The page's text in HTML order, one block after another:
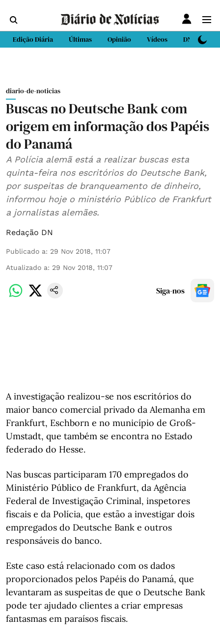
Edição Diária Últimas Opinião Vídeos DN Sport
diario-de-noticias
Buscas no Deutsche Bank com
origem em informação dos Papéis
do Panamá
A Polícia alemã está a realizar buscas esta
quinta-feira nos escritórios do Deutsche Bank,
por suspeitas de branqueamento de dinheiro,
informou hoje o ministério Público de Frankfurt
a jornalistas alemães.
Redação DN
Publicado a: 29 Nov 2018, 11:07
Atualizado a: 29 Nov 2018, 11:07
Siga-nos
A investigação realizou-se nos escritórios do
maior banco comercial privado da Alemanha em
Frankfurt, Eschborn e no município de Groß-
Umstadt, que também se encontra no Estado
federado do Hesse.
Nas buscas participaram 170 empregados do
Ministério Público de Frankfurt, da Agência
Federal de Investigação Criminal, inspetores
fiscais e da Polícia, que estão a investigar dois
empregados do Deutsche Bank e outros
responsáveis do banco.
Este caso está relacionado com os dados
proporcionados pelos Papéis do Panamá, que
levantaram as suspeitas de que o Deutsche Bank
pode ter ajudado clientes a criar empresas
fantasmas em paraísos fiscais.